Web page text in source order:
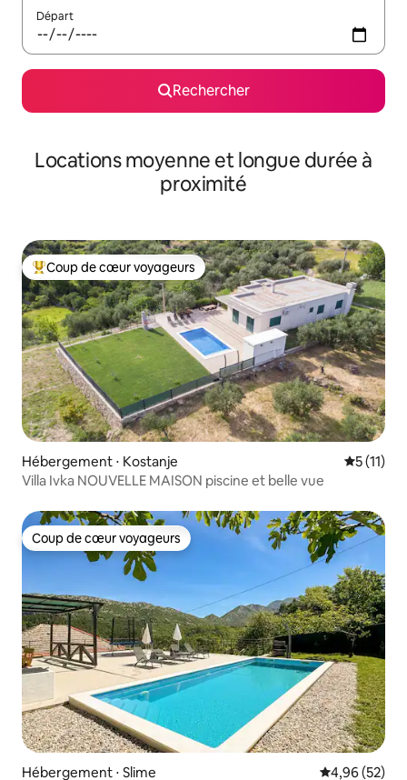
Départ
Rechercher
Locations moyenne et longue durée à
proximité
Coups de cœur voyageurs les plus appréciés
Coup de cœur voyageurs
Hébergement ⋅ Kostanje
5 (11)
Villa Ivka NOUVELLE MAISON piscine et belle vue
Coup de cœur voyageurs
Coup de cœur voyageurs
Hébergement ⋅ Slime Évaluation
4,96 (52)